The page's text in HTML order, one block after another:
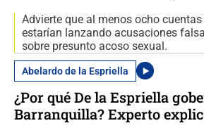
Advierte que al menos ocho
estarían lanzando acusaciones
sobre presunto acoso sexual.
Abelardo de la Espriella
¿Por qué De la Espriella
Barranquilla? Experto